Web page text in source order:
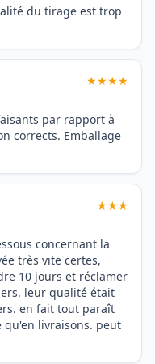
du tirage est trop
★★★★
par rapport à
corrects. Emballage
★★★
concernant la
très vite certes,
10 jours et réclamer
leur qualité était
en fait tout paraît
livraisons. peut